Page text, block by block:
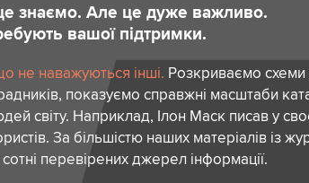
знаємо. Але це дуже важливо.
вашої підтримки.
не наважуються інші. Розкриваємо схеми
показуємо справжні масштаби
світу. Наприклад, Ілон Маск писав у
За більшістю наших матеріалів із
перевірених джерел інформації.